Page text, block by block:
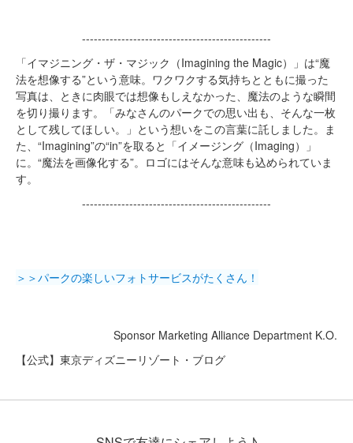
------------------------------------------------
「イマジニング・ザ・マジック（Imagining the Magic）」は“魔
法を想像する”という意味。ワクワクする気持ちとともに撮った
写真は、ときに肉眼では想像もしえなかった、魔法のような瞬間
を切り撮ります。「みなさんのパークでの思い出も、そんな一枚
として残してほしい。」という想いをこの言葉に託しました。ま
た、“Imagining”の“in”を取ると「イメージング（Imaging）」
に。“魔法を画像化する”。ロゴにはそんな意味も込められていま
す。
------------------------------------------------
＞＞パークの楽しいフォトサービスがたくさん！
Sponsor Marketing Alliance Department K.O.
【公式】東京ディズニーリゾート・ブログ